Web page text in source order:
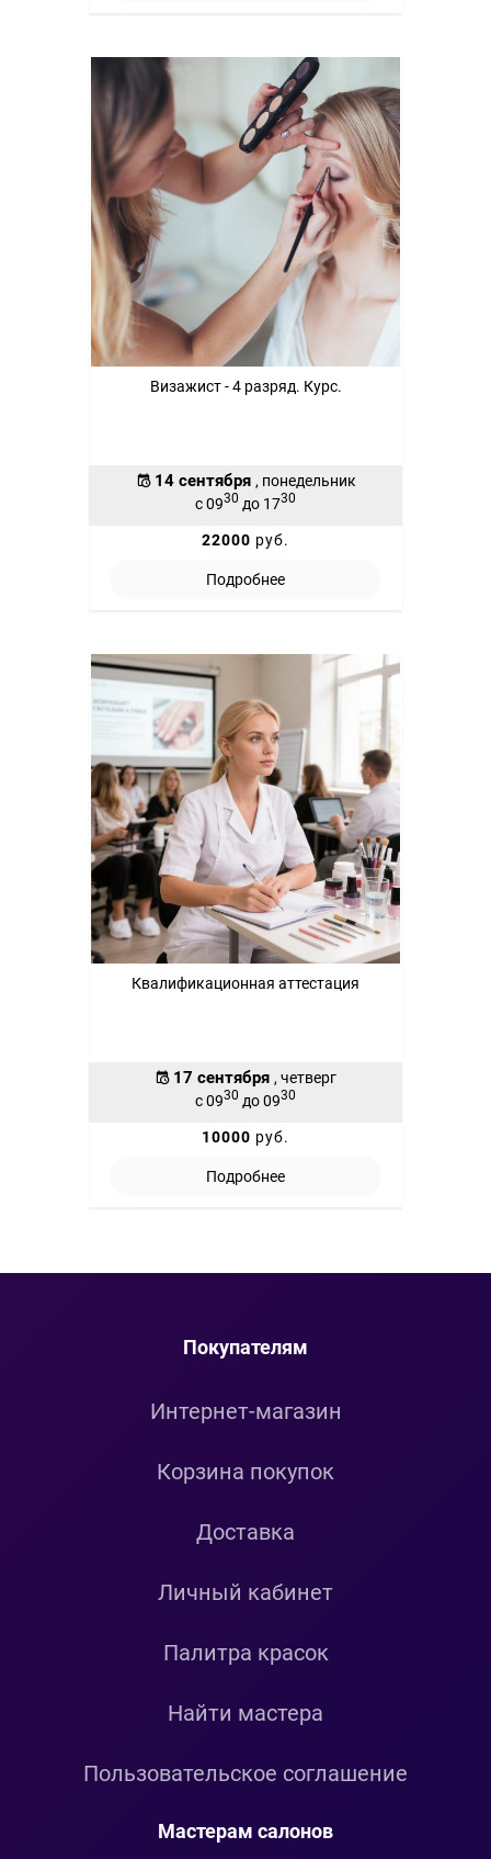
Визажист - 4 разряд. Курс.
14 сентября , понедельник
с 0930 до 1730
22000 руб.
Подробнее
Квалификационная аттестация
17 сентября , четверг
с 0930 до 0930
10000 руб.
Подробнее
Покупателям
Интернет-магазин
Корзина покупок
Доставка
Личный кабинет
Палитра красок
Найти мастера
Пользовательское соглашение
Мастерам салонов